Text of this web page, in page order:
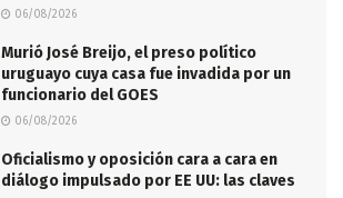
06/08/2026
Murió José Breijo, el preso político
uruguayo cuya casa fue invadida por un
funcionario del GOES
06/08/2026
Oficialismo y oposición cara a cara en
diálogo impulsado por EE UU: las claves